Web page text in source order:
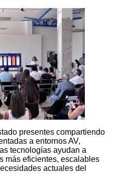
presentes compartiendo
a entornos AV,
tecnologías ayudan a
más eficientes, escalables
actuales del